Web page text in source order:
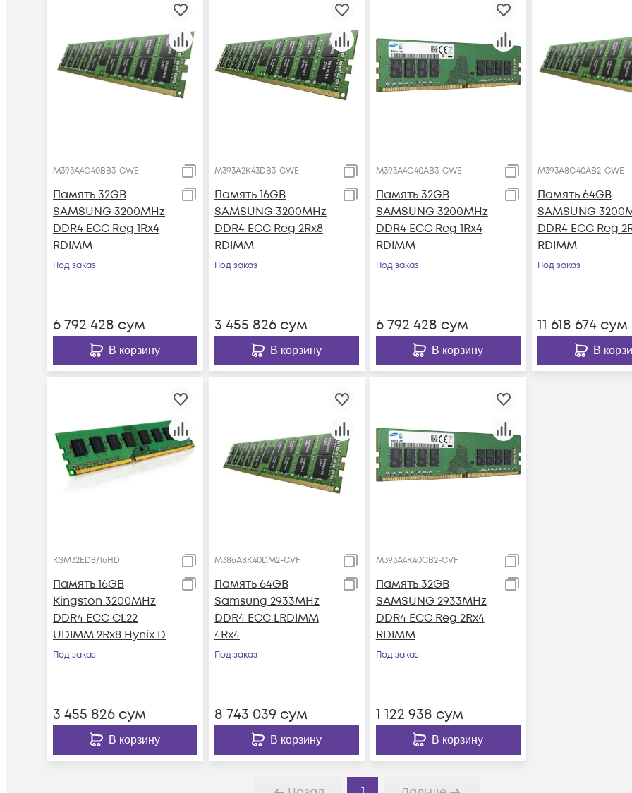
M393A4G40BB3-CWE
Память 32GB
SAMSUNG 3200MHz
DDR4 ECC Reg 1Rx4
RDIMM
Под заказ
6 792 428 сум
В корзину
M393A2K43DB3-CWE
Память 16GB
SAMSUNG 3200MHz
DDR4 ECC Reg 2Rx8
RDIMM
Под заказ
3 455 826сум
В корзину
M393A4G40AB3-CWE
Память 32GB
SAMSUNG 3200MHz
DDR4 ECC Reg 1Rx4
RDIMM
Под заказ
6 792 428 сум
В корзину
M393A8G40AB2-CWE
Память 64GB
SAMSUNG
DDR4 ECC Reg
RDIMM
Под заказ
11 618 674сум
В
KSM32ED8/16HD
Память 16GB
Kingston 3200MHz
DDR4 ECC CL22
UDIMM 2Rx8 Hynix D
Под заказ
3 455 826 сум
В корзину
M386A8K40DM2-CVF
Память 64GB
Samsung 2933MHz
DDR4 ECC LRDIMM
4Rx4
Под заказ
8 743 039 сум
В корзину
M393A4K40CB2-CVF
Память 32GB
SAMSUNG 2933MHz
DDR4 ECC Reg 2Rx4
RDIMM
Под заказ
1 122 938 сум
В корзину